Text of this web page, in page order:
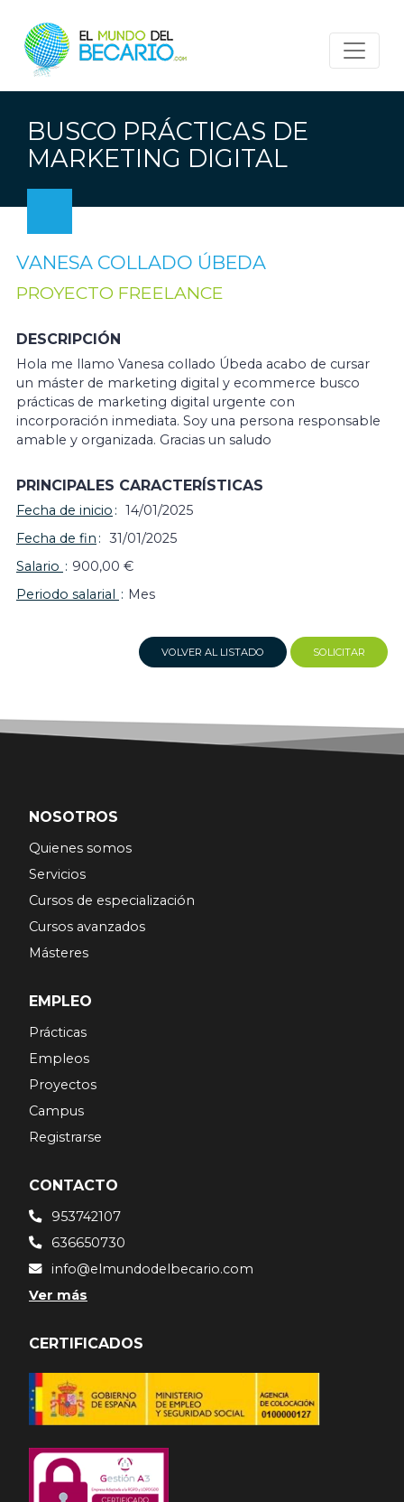
BUSCO PRÁCTICAS DE
MARKETING DIGITAL
VANESA COLLADO ÚBEDA
PROYECTO FREELANCE
DESCRIPCIÓN
Hola me llamo Vanesa collado Úbeda acabo de cursar
un máster de marketing digital y ecommerce busco
prácticas de marketing digital urgente con
incorporación inmediata. Soy una persona responsable
amable y organizada. Gracias un saludo
PRINCIPALES CARACTERÍSTICAS
Fecha de inicio
14/01/2025
Fecha de fin
31/01/2025
Salario
900,00 €
Periodo salarial
Mes
VOLVER AL LISTADO SOLICITAR
NOSOTROS
Quienes somos
Servicios
Cursos de especialización
Cursos avanzados
Másteres
EMPLEO
Prácticas
Empleos
Proyectos
Campus
Registrarse
CONTACTO
953742107
636650730
info@elmundodelbecario.com
Ver más
CERTIFICADOS